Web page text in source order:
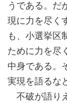
うである。だ
現に力を尽く
も、小選挙区
ために力を尽
中身である。
実現を語るな
不破が語り